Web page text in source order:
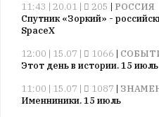
11:43 | 20.01 | 205 | РОССИЯ
Спутник «Зоркий» -
SpaceX
12:00 | 15.07 |
1066 |
Этот день в истории. 15 июль
11:00 | 15.07 |
1087 |
Именниники. 15 июль